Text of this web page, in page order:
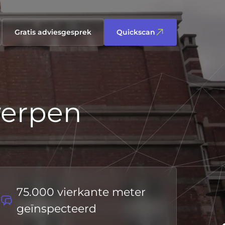
Gratis adviesgesprek Quickscan
75.000 vierkante meter
geïnspecteerd